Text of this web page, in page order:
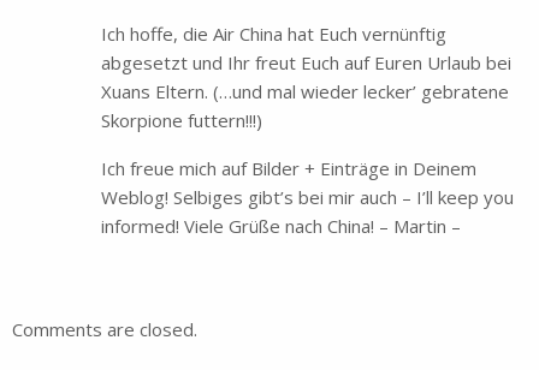
Ich hoffe, die Air China hat Euch vernünftig
abgesetzt und Ihr freut Euch auf Euren Urlaub bei
Xuans Eltern. (…und mal wieder lecker’ gebratene
Skorpione futtern!!!)
Ich freue mich auf Bilder + Einträge in Deinem
Weblog! Selbiges gibt’s bei mir auch – I’ll keep you
informed! Viele Grüße nach China! – Martin –
Comments are closed.